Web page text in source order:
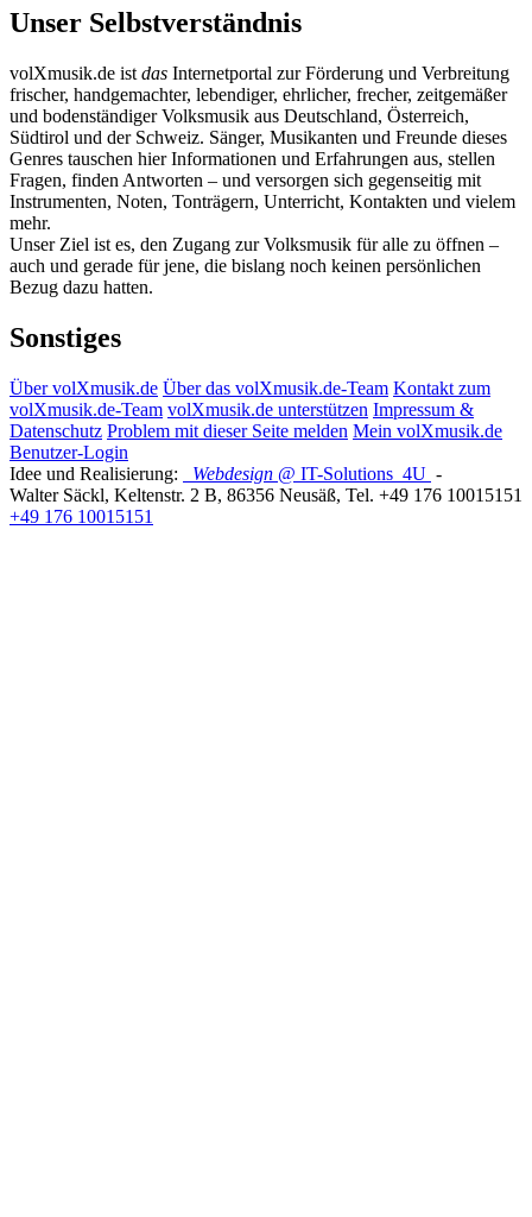
Unser Selbstverständnis
volXmusik.de ist das Internetportal zur Förderung und Verbreitung
frischer, handgemachter, lebendiger, ehrlicher, frecher, zeitgemäßer
und bodenständiger Volksmusik aus Deutschland, Österreich,
Südtirol und der Schweiz. Sänger, Musikanten und Freunde dieses
Genres tauschen hier Informationen und Erfahrungen aus, stellen
Fragen, finden Antworten – und versorgen sich gegenseitig mit
Instrumenten, Noten, Tonträgern, Unterricht, Kontakten und vielem
mehr.
Unser Ziel ist es, den Zugang zur Volksmusik für alle zu öffnen –
auch und gerade für jene, die bislang noch keinen persönlichen
Bezug dazu hatten.
Sonstiges
Über volXmusik.de Über das volXmusik.de-Team Kontakt zum
volXmusik.de-Team volXmusik.de unterstützen Impressum &
Datenschutz Problem mit dieser Seite melden Mein volXmusik.de
Benutzer-Login
Idee und Realisierung:
Webdesign @ IT-Solutions 4U -
Walter Säckl, Keltenstr. 2 B, 86356 Neusäß, Tel. +49 176 10015151
+49 176 10015151